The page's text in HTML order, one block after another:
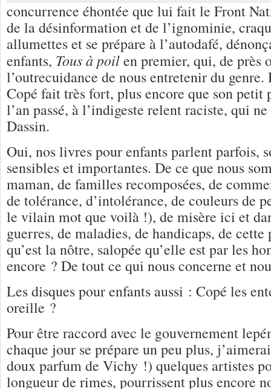
concurrence éhontée que lui fait le Front
de la désinformation et de l’ignominie,
allumettes et se prépare à l’autodafé,
enfants, Tous à poilen premier, qui, de près
l’outrecuidance de nous entretenir du genre.
Copé fait très fort, plus encore que son petit
l’an passé, à l’indigeste relent raciste, qui
Dassin.
Oui, nos livres pour enfants parlent parfois,
sensibles et importantes. De ce que nous
maman, de familles recomposées, de
de tolérance, d’intolérance, de couleurs de
le vilain mot que voilà !), de misère ici et
guerres, de maladies, de handicaps, de
qu’est la nôtre, salopée qu’elle est par les
encore ? De tout ce qui nous concerne et
Les disques pour enfants aussi : Copé les
oreille ?
Pour être raccord avec le gouvernement
chaque jour se prépare un peu plus,
doux parfum de Vichy !) quelques artistes
longueur de rimes, pourrissent plus encore